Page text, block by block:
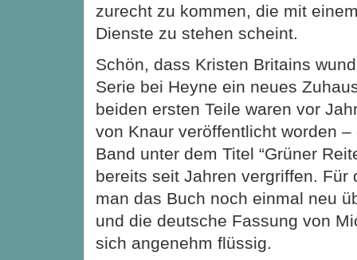
zurecht zu kommen, die mit
Dienste zu stehen scheint.
Schön, dass Kristen Britains
Serie bei Heyne ein neues
beiden ersten Teile waren vor
von Knaur veröffentlicht worden
Band unter dem Titel “Grüner
bereits seit Jahren vergriffen. Für
man das Buch noch einmal neu
und die deutsche Fassung von
sich angenehm flüssig.